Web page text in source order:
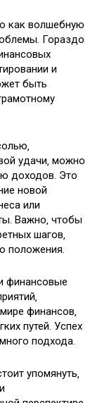
как волшебную
Гораздо
и
быть
удачи‚ можно
доходов. Это
новой
или
Важно‚ чтобы
шагов‚
положения.
финансовые
финансов‚
путей. Успех
подхода.
упомянуть‚